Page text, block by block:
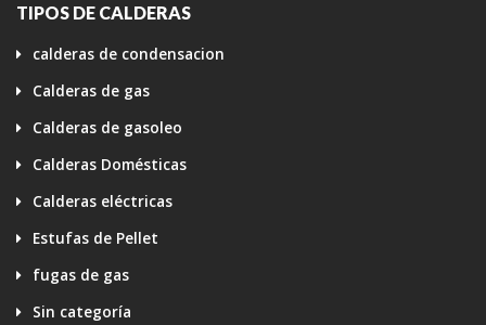
TIPOS DE CALDERAS
calderas de condensacion
Calderas de gas
Calderas de gasoleo
Calderas Domésticas
Calderas eléctricas
Estufas de Pellet
fugas de gas
Sin categoría